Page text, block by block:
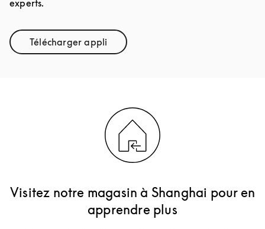
experts.
Télécharger appliLink Opens in New Tab
Visitez notre magasin à Shanghai pour en
apprendre plus